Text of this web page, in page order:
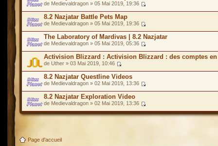
de Medievaldragon » 05 Mai 2019, 19:36
8.2 Nazjatar Battle Pets Map
de Medievaldragon » 05 Mai 2019, 19:36
The Laboratory of Mardivas | 8.2 Nazjatar
de Medievaldragon » 05 Mai 2019, 05:36
Activision Blizzard : Activision Blizzard : des comptes
de Uther » 03 Mai 2019, 10:46
8.2 Nazjatar Questline Videos
de Medievaldragon » 02 Mai 2019, 13:36
8.2 Nazjatar Exploration Video
de Medievaldragon » 02 Mai 2019, 13:36
Page d'accueil